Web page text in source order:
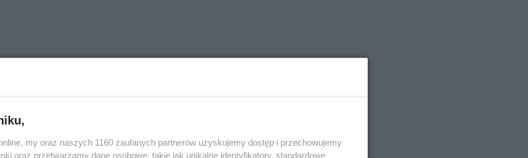
my oraz naszych 1160 zaufanych partnerów uzyskujemy dostęp i przechowujemy
oraz przetwarzamy dane osobowe, takie jak unikalne identyfikatory, standardowe